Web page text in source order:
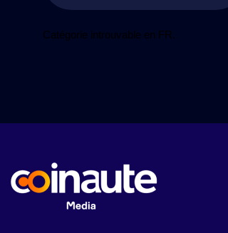
Catégorie introuvable en FR.